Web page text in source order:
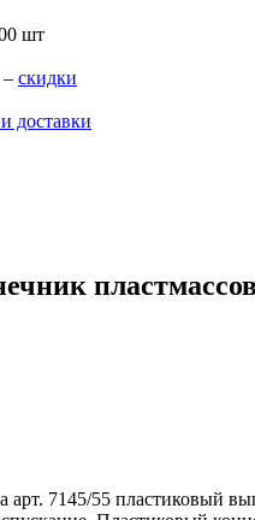
шт
– скидки
доставки
7145/55 пластиковый